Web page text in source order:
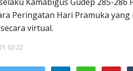
Peringatan Hari Pramuka
virtual.
02:22